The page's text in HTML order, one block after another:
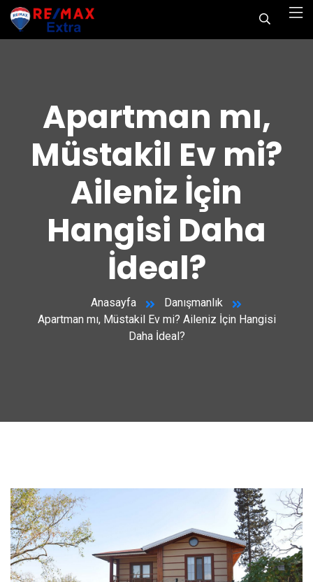
Apartman mı,
Müstakil Ev mi?
Aileniz İçin
Hangisi Daha
İdeal?
Anasayfa
Danışmanlık
Apartman mı, Müstakil Ev mi? Aileniz İçin Hangisi
Daha İdeal?